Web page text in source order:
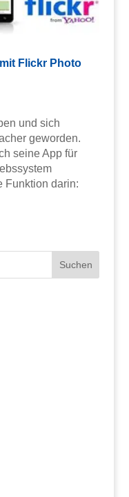
Flickr Photo
und sich
geworden.
seine App für
Funktion darin: